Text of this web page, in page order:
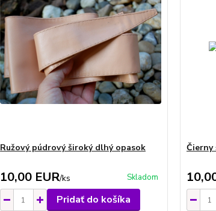
Ružový púdrový široký dlhý opasok
10,00 EUR/ks Skladom
Pridať do košíka
Čierny